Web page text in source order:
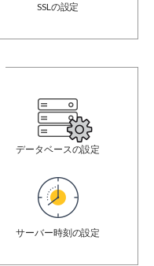
SSLの設定
データベースの設定
サーバー時刻の設定